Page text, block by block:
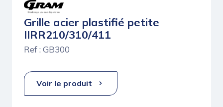
Grille acier plastifié petite
IIRR210/310/411
Ref : GB300
Voir le produit